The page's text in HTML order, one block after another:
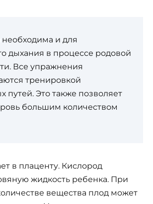
необходима и для
дыхания в процессе родовой
Все упражнения
тренировкой
путей. Это также позволяет
большим количеством
в плаценту. Кислород
жидкость ребенка. При
вещества плод может